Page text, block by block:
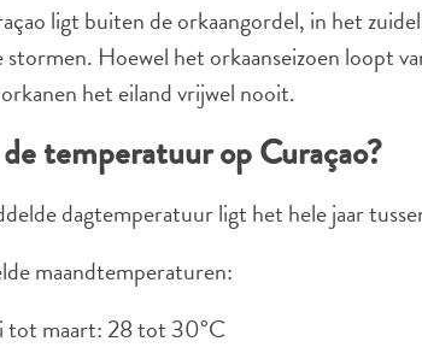
ligt buiten de orkaangordel, in het
Hoewel het orkaanseizoen loopt
het eiland vrijwel nooit.
temperatuur op Curaçao?
dagtemperatuur ligt het hele jaar
maandtemperaturen:
tot maart: 28 tot 30°C